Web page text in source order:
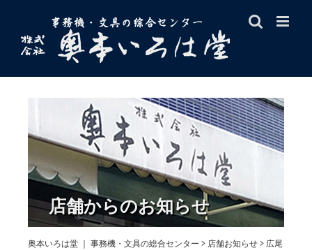
content
店舗からのお知らせ
奥本いろは堂 ｜ 事務機・文具の総合センター > 店舗お知らせ > 広尾